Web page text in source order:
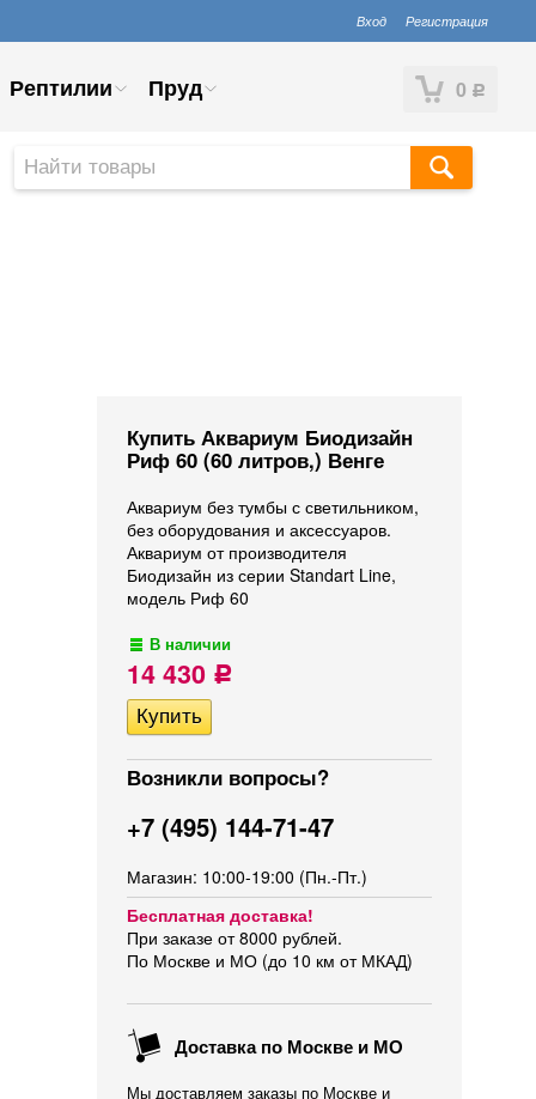
Вход Регистрация
0 Р
Рептилии Пруд
Купить Аквариум Биодизайн
Риф 60 (60 литров,) Венге
Аквариум без тумбы с светильником,
без оборудования и аксессуаров.
Аквариум от производителя
Биодизайн из серии Standart Line,
модель Риф 60
В наличии
14 430 Р
Возникли вопросы?
+7 (495) 144-71-47
Магазин: 10:00-19:00 (Пн.-Пт.)
Бесплатная доставка!
При заказе от 8000 рублей.
По Москве и МО (до 10 км от МКАД)
Доставка по Москве и МО
Мы доставляем заказы по Москве и